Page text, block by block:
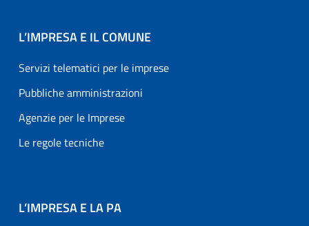
L’IMPRESA E IL COMUNE
Servizi telematici per le imprese
Pubbliche amministrazioni
Agenzie per le Imprese
Le regole tecniche
L’IMPRESA E LA PA